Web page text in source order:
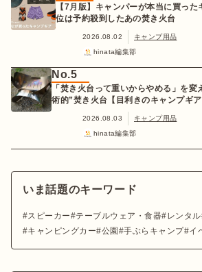
【7月版】キャンパーが本当に買っ
位は予約殺到したあの焚き火台
2026.08.02
キャンプ用品
hinata編集部
No.5
「焚き火台って重いからやめる」を
術的”焚き火台【目利きのキャンプギア
2026.08.03
キャンプ用品
hinata編集部
いま話題のキーワード
スピーカー テーブルウェア・食器 レンタル
キャンピングカー 公園 手ぶらキャンプ イ